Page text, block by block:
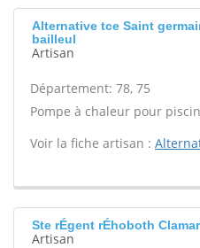
Alternative tce Saint
bailleul
Artisan
Département: 78, 75
Pompe à chaleur pour
Voir la fiche artisan :
Ste rÉgent rÉhoboth
Artisan